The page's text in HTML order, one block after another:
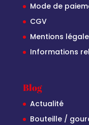
Mode de
CGV
Mentions
Informations
Blog
Actualité
Bouteille /